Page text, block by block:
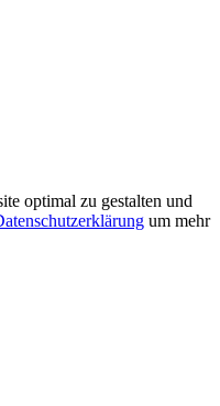
optimal zu gestalten und
um mehr